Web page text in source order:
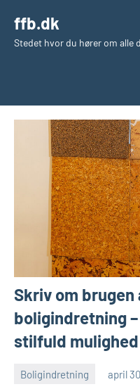
indhold
ffb.dk
Stedet hvor du hører om alle
Skriv om brugen
boligindretning
stilfuld mulighed
Boligindretning april